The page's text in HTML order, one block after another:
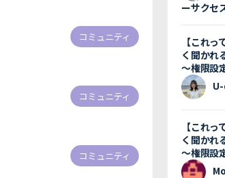
コミュニティ
コミュニティ
コミュニティ
ーサクセ
【これ
く聞かれ
〜権限設
【これ
く聞かれ
〜権限設